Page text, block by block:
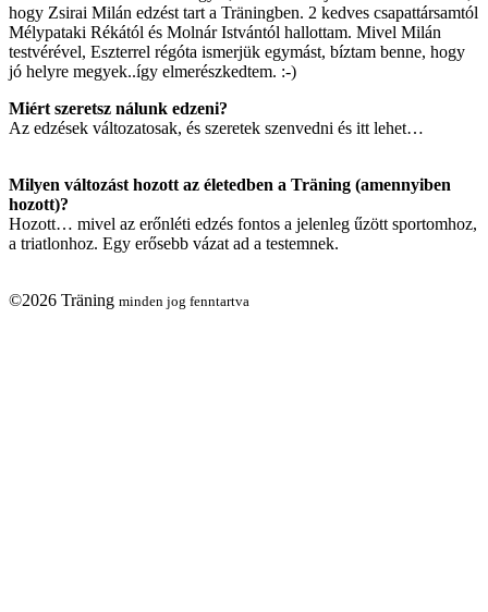
hogy Zsirai Milán edzést tart a Träningben. 2 kedves csapattársamtól
Mélypataki Rékától és Molnár Istvántól hallottam. Mivel Milán
testvérével, Eszterrel régóta ismerjük egymást, bíztam benne, hogy
jó helyre megyek..így elmerészkedtem. :-)
Miért szeretsz nálunk edzeni?
Az edzések változatosak, és szeretek szenvedni és itt lehet…
Milyen változást hozott az életedben a Träning (amennyiben
hozott)?
Hozott… mivel az erőnléti edzés fontos a jelenleg űzött sportomhoz,
a triatlonhoz. Egy erősebb vázat ad a testemnek.
©2026 Träning minden jog fenntartva